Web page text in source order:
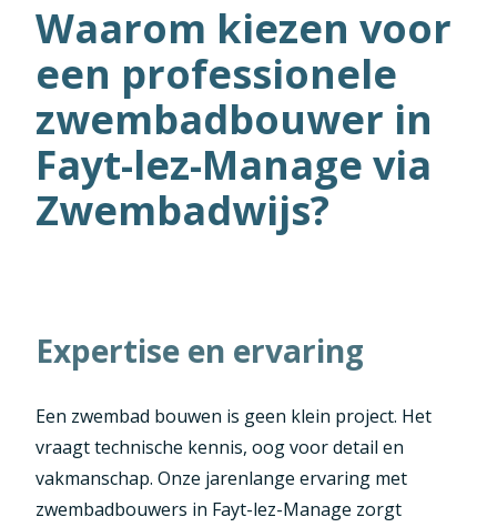
Waarom kiezen voor
een professionele
zwembadbouwer in
Fayt-lez-Manage via
Zwembadwijs?
Expertise en ervaring
Een zwembad bouwen is geen klein project. Het
vraagt technische kennis, oog voor detail en
vakmanschap. Onze jarenlange ervaring met
zwembadbouwers in Fayt-lez-Manage zorgt